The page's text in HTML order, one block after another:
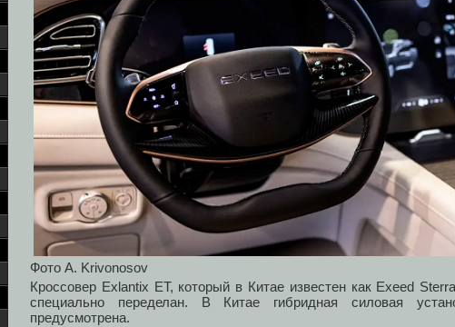
Фото A. Krivonosov
Кроссовер Exlantix ET, который в Китае известен как Exeed
специально переделан. В Китае гибридная силовая
предусмотрена.